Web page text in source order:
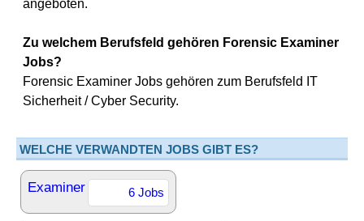
angeboten.
Zu welchem Berufsfeld gehören Forensic Examiner
Jobs?
Forensic Examiner Jobs gehören zum Berufsfeld IT
Sicherheit / Cyber Security.
WELCHE VERWANDTEN JOBS GIBT ES?
Examiner 6 Jobs